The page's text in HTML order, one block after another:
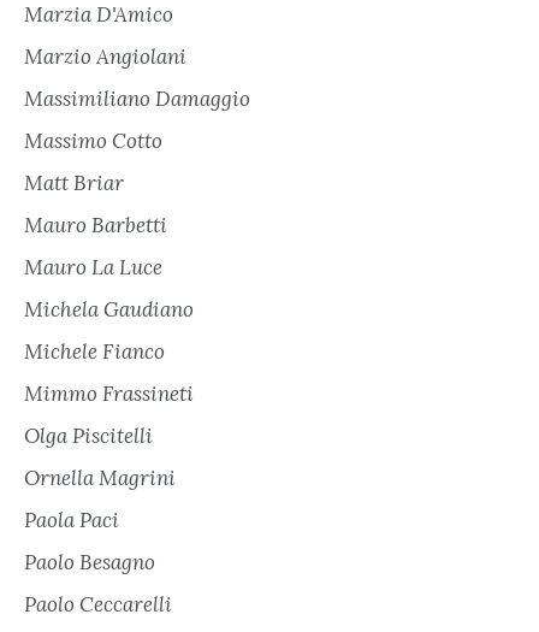
Marzia D'Amico
Marzio Angiolani
Massimiliano Damaggio
Massimo Cotto
Matt Briar
Mauro Barbetti
Mauro La Luce
Michela Gaudiano
Michele Fianco
Mimmo Frassineti
Olga Piscitelli
Ornella Magrini
Paola Paci
Paolo Besagno
Paolo Ceccarelli